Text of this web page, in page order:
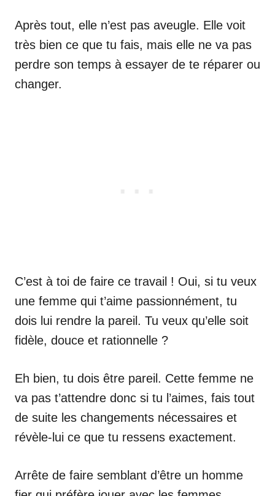
Après tout, elle n’est pas aveugle. Elle voit
très bien ce que tu fais, mais elle ne va pas
perdre son temps à essayer de te réparer ou
changer.
C’est à toi de faire ce travail ! Oui, si tu veux
une femme qui t’aime passionnément, tu
dois lui rendre la pareil. Tu veux qu’elle soit
fidèle, douce et rationnelle ?
Eh bien, tu dois être pareil. Cette femme ne
va pas t’attendre donc si tu l’aimes, fais tout
de suite les changements nécessaires et
révèle-lui ce que tu ressens exactement.
Arrête de faire semblant d’être un homme